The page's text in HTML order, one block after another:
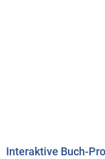
Interaktive Buch-